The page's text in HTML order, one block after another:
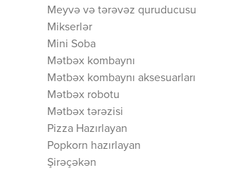
Meyvə və tərəvəz quruducusu
Mikserlər
Mini Soba
Mətbəx kombaynı
Mətbəx kombaynı aksesuarları
Mətbəx robotu
Mətbəx tərəzisi
Pizza Hazırlayan
Popkorn hazırlayan
Şirəçəkən